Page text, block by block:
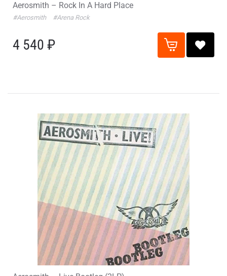
Aerosmith – Rock In A Hard Place
#Aerosmith #Arena Rock
4 540 ₽